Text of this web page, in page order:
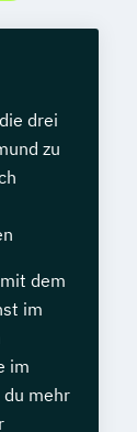
drei
zu
dem
im
im
mehr